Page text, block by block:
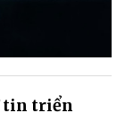
tin triển